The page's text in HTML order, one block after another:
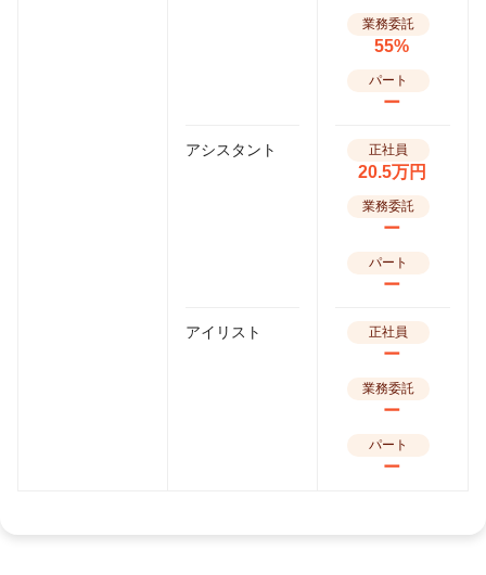
業務委託
55%
パート
ー
アシスタント 正社員
20.5万円
業務委託
ー
パート
ー
アイリスト 正社員
ー
業務委託
ー
パート
ー